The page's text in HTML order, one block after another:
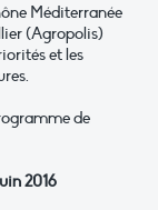
Méditerranée
(Agropolis)
et les
de
2016